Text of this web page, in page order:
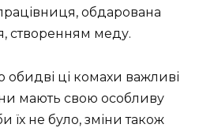
обдарована
створенням меду.
обидві ці комахи важливі
мають свою особливу
їх не було, зміни також